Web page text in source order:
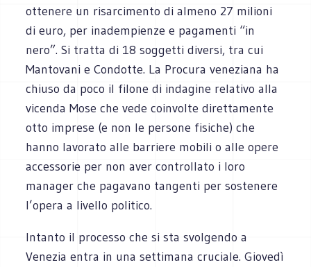
ottenere un risarcimento di almeno 27 milioni
di euro, per inadempienze e pagamenti “in
nero”. Si tratta di 18 soggetti diversi, tra cui
Mantovani e Condotte. La Procura veneziana ha
chiuso da poco il filone di indagine relativo alla
vicenda Mose che vede coinvolte direttamente
otto imprese (e non le persone fisiche) che
hanno lavorato alle barriere mobili o alle opere
accessorie per non aver controllato i loro
manager che pagavano tangenti per sostenere
l’opera a livello politico.
Intanto il processo che si sta svolgendo a
Venezia entra in una settimana cruciale. Giovedì